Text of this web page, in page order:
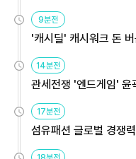
9분전
'캐시딜' 캐시워크 돈
14분전
관세전쟁 '엔드게임'
17분전
섬유패션 글로벌 경쟁